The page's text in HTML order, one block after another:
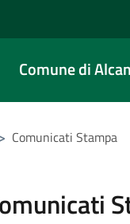
Comune di
> Comunicati Stampa